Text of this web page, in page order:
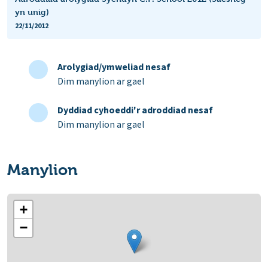
yn unig)
22/11/2012
Arolygiad/ymweliad nesaf
Dim manylion ar gael
Dyddiad cyhoeddi'r adroddiad nesaf
Dim manylion ar gael
Manylion
+
−